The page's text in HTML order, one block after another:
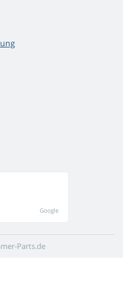
Google
Parts.de